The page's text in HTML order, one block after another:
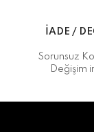
İADE /
Sorunsuz
Değişim